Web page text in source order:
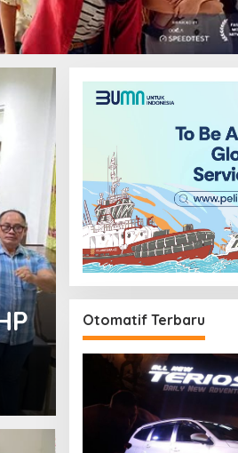
Otomatif Terbaru